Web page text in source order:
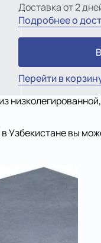
Доставка от 2
Подробнее о
Перейти в
Узбекистане вы